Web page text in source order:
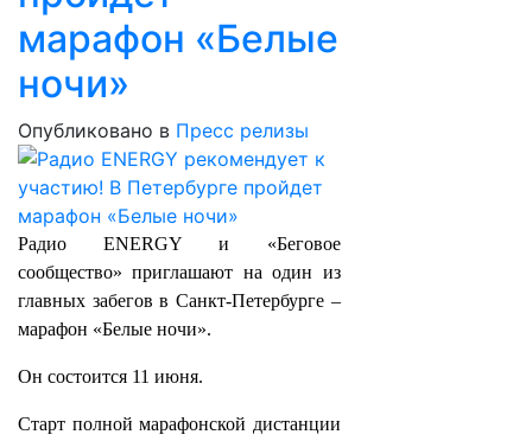
марафон «Белые
ночи»
Опубликовано в Пресс релизы
Радио ENERGY и «Беговое
сообщество» приглашают на один из
главных забегов в Санкт-Петербурге –
марафон «Белые ночи».
Он состоится 11 июня.
Старт полной марафонской дистанции